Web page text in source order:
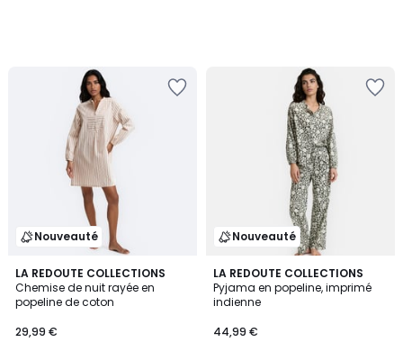
Nouveauté
LA REDOUTE COLLECTIONS
Chemise de nuit rayée en
popeline de coton
29,99 €
Nouveauté
LA REDOUTE COLLECTIONS
Pyjama en popeline, imprimé
indienne
44,99 €